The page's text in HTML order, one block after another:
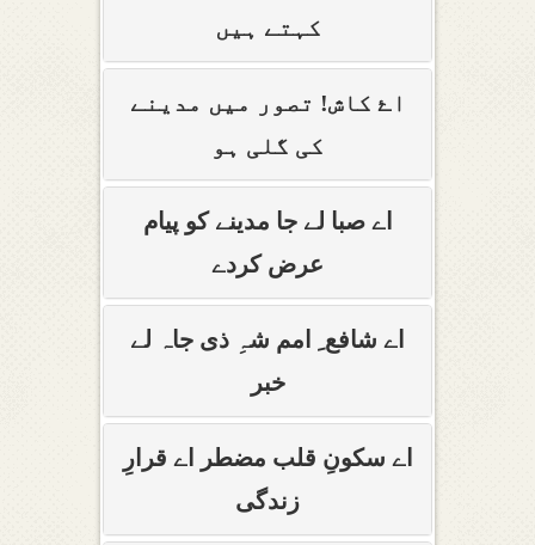
کہتے ہیں
اۓ کاش! تصور میں مدینے
کی گلی ہو
اے صبا لے جا مدینے کو پیام
عرض کردے
اے شافع ِ امم شہِ ذی جاہ لے
خبر
اے سکونِ قلب مضطر اے قرارِ
زندگی